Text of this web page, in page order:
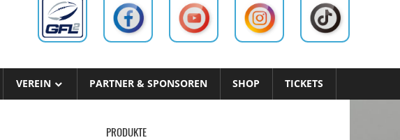
VEREIN PARTNER & SPONSOREN SHOP TICKETS
PRODUKTE